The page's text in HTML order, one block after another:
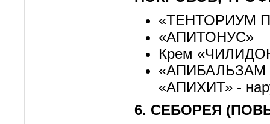
«ТЕНТОРИУМ
«АПИТОНУС»
Крем
«АПИХИТ» -
6. СЕБОРЕЯ